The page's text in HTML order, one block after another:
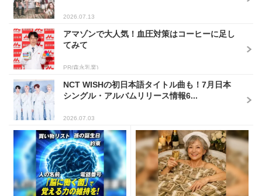
2026.07.13
アマゾンで大人気！血圧対策はコーヒーに足し
てみて
PR(森永乳業)
NCT WISHの初日本語タイトル曲も！7月日本
シングル・アルバムリリース情報6...
2026.07.03